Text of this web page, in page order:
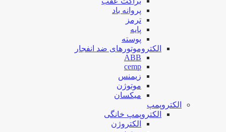
پروانه باد
ترمز
پایه
پوسته
الکتروموتورهای ضد انفجار
ABB
cemp
زیمنس
موتوژن
میکسان
الکتروپمپ
الکتروپمپ خانگی
الکتروژن